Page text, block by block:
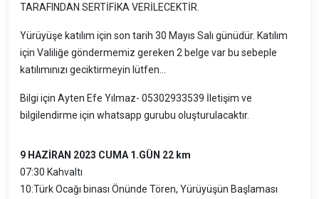
TARAFINDAN SERTİFİKA VERİLECEKTİR.
Yürüyüşe katılım için son tarih 30 Mayıs Salı günüdür. Katılım
için Valiliğe göndermemiz gereken 2 belge var bu sebeple
katılımınızı geciktirmeyin lütfen...
Bilgi için Ayten Efe Yılmaz- 05302933539 İletişim ve
bilgilendirme için whatsapp gurubu oluşturulacaktır.
9 HAZİRAN 2023 CUMA 1.GÜN 22 km
07:30 Kahvaltı
10:Türk Ocağı binası Önünde Tören, Yürüyüşün Başlaması